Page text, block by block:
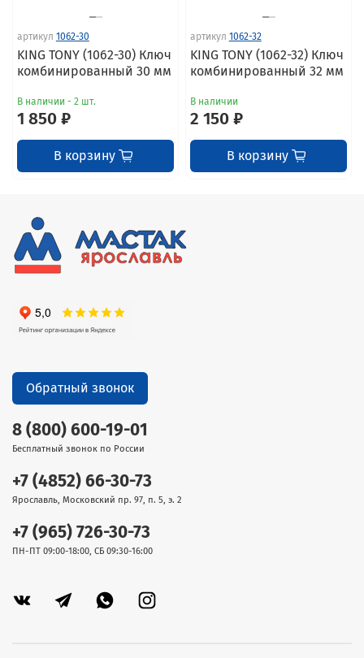
артикул 1062-30
KING TONY (1062-30) Ключ
комбинированный 30 мм
В наличии - 2 шт.
1 850 ₽
В корзину
артикул 1062-32
KING TONY (1062-32) Ключ
комбинированный 32 мм
В наличии
2 150 ₽
В корзину
8 (800) 600-19-01
Бесплатный звонок по России
+7 (4852) 66-30-73
Ярославль, Московский пр. 97, п. 5, э. 2
+7 (965) 726-30-73
ПН-ПТ 09:00-18:00, СБ 09:30-16:00
Обратный звонок